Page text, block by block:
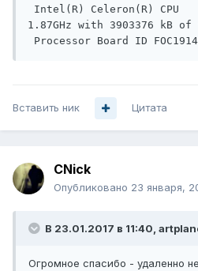
1.87GHz with 3903376 kB of
Вставить ник Цитата
CNick
Опубликовано 23 января,
В 23.01.2017 в 11:40,
Огромное спасибо - удаленно